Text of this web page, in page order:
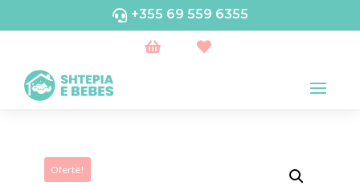
 +355 69 559 6355
 
Ofertë!